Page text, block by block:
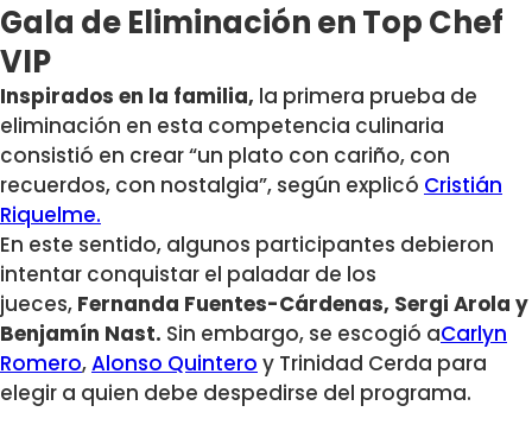
Gala de Eliminación en Top Chef
VIP
Inspirados en la familia, la primera prueba de
eliminación en esta competencia culinaria
consistió en crear “un plato con cariño, con
recuerdos, con nostalgia”, según explicó Cristián
Riquelme.
En este sentido, algunos participantes debieron
intentar conquistar el paladar de los
jueces, Fernanda Fuentes-Cárdenas, Sergi Arola y
Benjamín Nast. Sin embargo, se escogió aCarlyn
Romero,Alonso Quintero y Trinidad Cerda para
elegir a quien debe despedirse del programa.